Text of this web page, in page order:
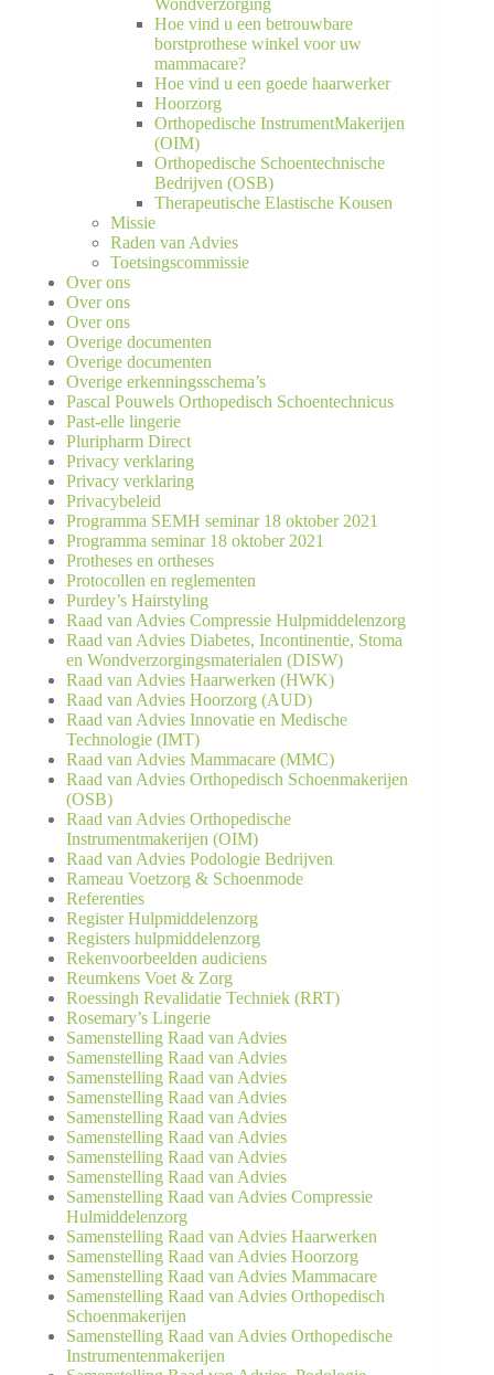
Wondverzorging
Hoe vind u een betrouwbare
borstprothese winkel voor uw
mammacare?
Hoe vind u een goede haarwerker
Hoorzorg
Orthopedische InstrumentMakerijen
(OIM)
Orthopedische Schoentechnische
Bedrijven (OSB)
Therapeutische Elastische Kousen
Missie
Raden van Advies
Toetsingscommissie
Over ons
Over ons
Over ons
Overige documenten
Overige documenten
Overige erkenningsschema’s
Pascal Pouwels Orthopedisch Schoentechnicus
Past-elle lingerie
Pluripharm Direct
Privacy verklaring
Privacy verklaring
Privacybeleid
Programma SEMH seminar 18 oktober 2021
Programma seminar 18 oktober 2021
Protheses en ortheses
Protocollen en reglementen
Purdey’s Hairstyling
Raad van Advies Compressie Hulp­middelen­zorg
Raad van Advies Diabetes, Incontinentie, Stoma
en Wondverzorgingsmaterialen (DISW)
Raad van Advies Haarwerken (HWK)
Raad van Advies Hoorzorg (AUD)
Raad van Advies Innovatie en Medische
Technologie (IMT)
Raad van Advies Mammacare (MMC)
Raad van Advies Orthopedisch Schoenmakerijen
(OSB)
Raad van Advies Orthopedische
Instrumentmakerijen (OIM)
Raad van Advies Podologie Bedrijven
Rameau Voetzorg & Schoenmode
Referenties
Register Hulpmiddelenzorg
Registers hulpmiddelenzorg
Rekenvoorbeelden audiciens
Reumkens Voet & Zorg
Roessingh Revalidatie Techniek (RRT)
Rosemary’s Lingerie
Samenstelling Raad van Advies
Samenstelling Raad van Advies
Samenstelling Raad van Advies
Samenstelling Raad van Advies
Samenstelling Raad van Advies
Samenstelling Raad van Advies
Samenstelling Raad van Advies
Samenstelling Raad van Advies
Samenstelling Raad van Advies Compressie
Hulmiddelenzorg
Samenstelling Raad van Advies Haarwerken
Samenstelling Raad van Advies Hoorzorg
Samenstelling Raad van Advies Mammacare
Samenstelling Raad van Advies Orthopedisch
Schoenmakerijen
Samenstelling Raad van Advies Orthopedische
Instrumentenmakerijen